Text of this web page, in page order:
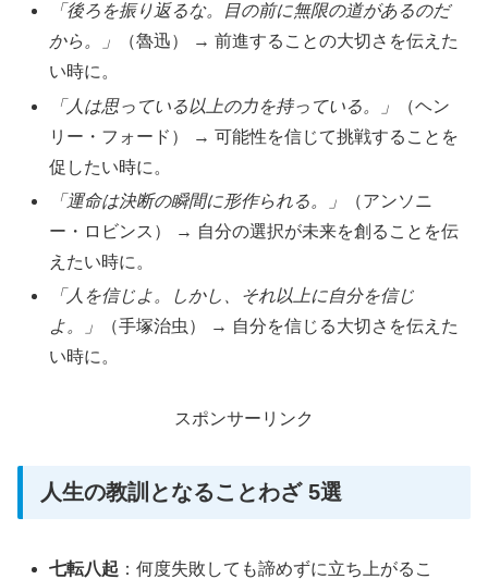
「後ろを振り返るな。目の前に無限の道があるのだ
から。」
（魯迅） → 前進することの大切さを伝えた
い時に。
「人は思っている以上の力を持っている。」
（ヘン
リー・フォード） → 可能性を信じて挑戦することを
促したい時に。
「運命は決断の瞬間に形作られる。」
（アンソニ
ー・ロビンス） → 自分の選択が未来を創ることを伝
えたい時に。
「人を信じよ。しかし、それ以上に自分を信じ
よ。」
（手塚治虫） → 自分を信じる大切さを伝えた
い時に。
スポンサーリンク
人生の教訓となることわざ 5選
七転八起 ：何度失敗しても諦めずに立ち上がるこ